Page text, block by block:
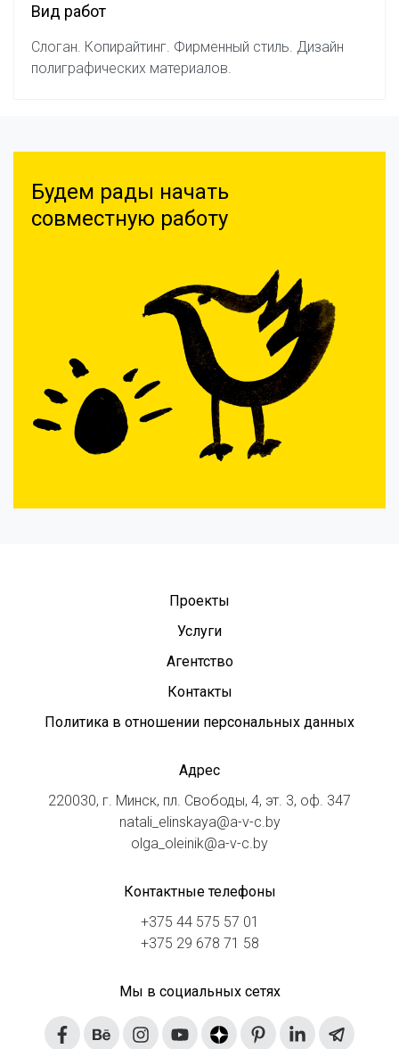
Вид работ
Слоган. Копирайтинг. Фирменный стиль. Дизайн
полиграфических материалов.
Будем рады начать
совместную работу
Проекты
Услуги
Агентство
Контакты
Политика в отношении персональных данных
Адрес
220030, г. Минск, пл. Свободы, 4, эт. 3, оф. 347
natali_elinskaya@a-v-c.by
olga_oleinik@a-v-c.by
Контактные телефоны
+375 44 575 57 01
+375 29 678 71 58
Мы в социальных сетях